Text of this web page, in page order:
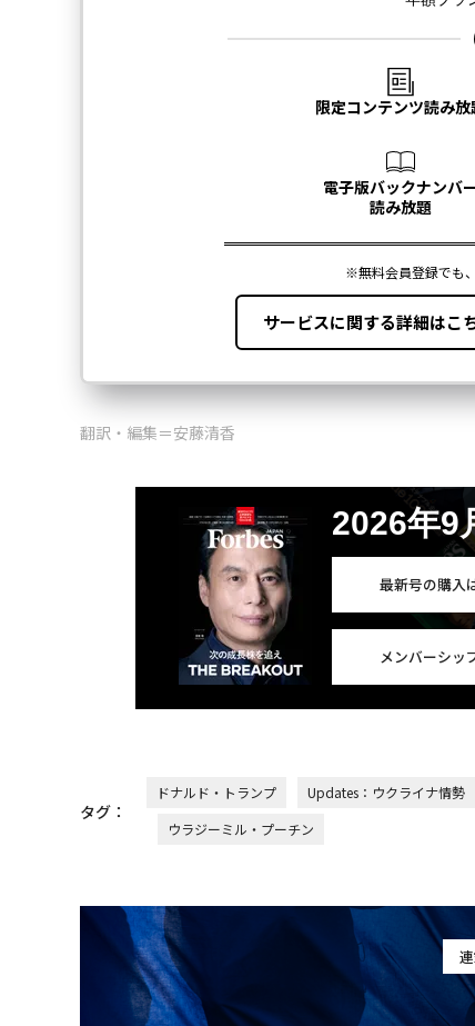
翻訳・編集＝安藤清香
2026年9
最新号の購入
メンバーシッ
タグ：
ドナルド・トランプ Updates：ウクライナ情勢
ウラジーミル・プーチン